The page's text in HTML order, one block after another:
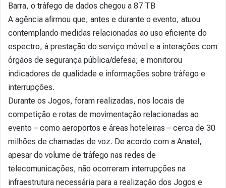
Barra, o tráfego de dados chegou a 87 TB
A agência afirmou que, antes e durante o evento, atuou
contemplando medidas relacionadas ao uso eficiente do
espectro, à prestação do serviço móvel e a interações com
órgãos de segurança pública/defesa; e monitorou
indicadores de qualidade e informações sobre tráfego e
interrupções.
Durante os Jogos, foram realizadas, nos locais de
competição e rotas de movimentação relacionadas ao
evento – como aeroportos e áreas hoteleiras – cerca de 30
milhões de chamadas de voz. De acordo com a Anatel,
apesar do volume de tráfego nas redes de
telecomunicações, não ocorreram interrupções na
infraestrutura necessária para a realização dos Jogos e